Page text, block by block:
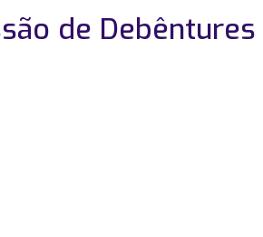
de Debêntures